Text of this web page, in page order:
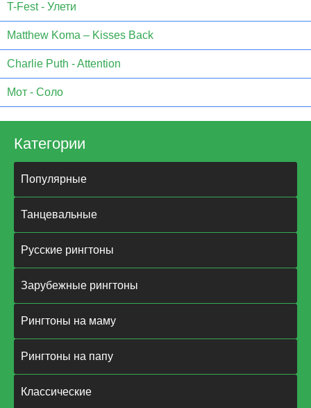
T-Fest - Улети
Matthew Koma – Kisses Back
Charlie Puth - Attention
Мот - Соло
Категории
Популярные
Танцевальные
Русские рингтоны
Зарубежные рингтоны
Рингтоны на маму
Рингтоны на папу
Классические